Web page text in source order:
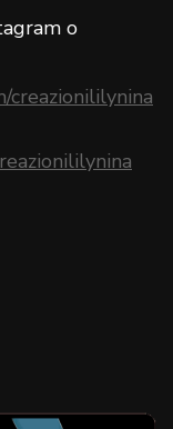
o
creazionililynina